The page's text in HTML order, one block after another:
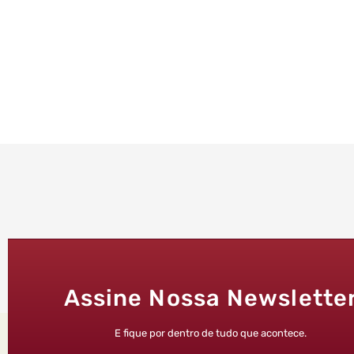
Assine Nossa
E fique por dentro de tudo que acontece.